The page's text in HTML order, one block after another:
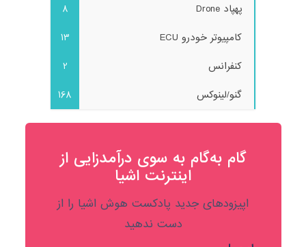
پهپاد Drone
8
کامپیوتر خودرو ECU
13
کنفرانس
2
گنو/لینوکس
168
گام به‌گام به‌ سوی درآمدزایی از
اینترنت اشیا
اپیزودهای جدید پادکست هوش اشیا را از
دست ندهید